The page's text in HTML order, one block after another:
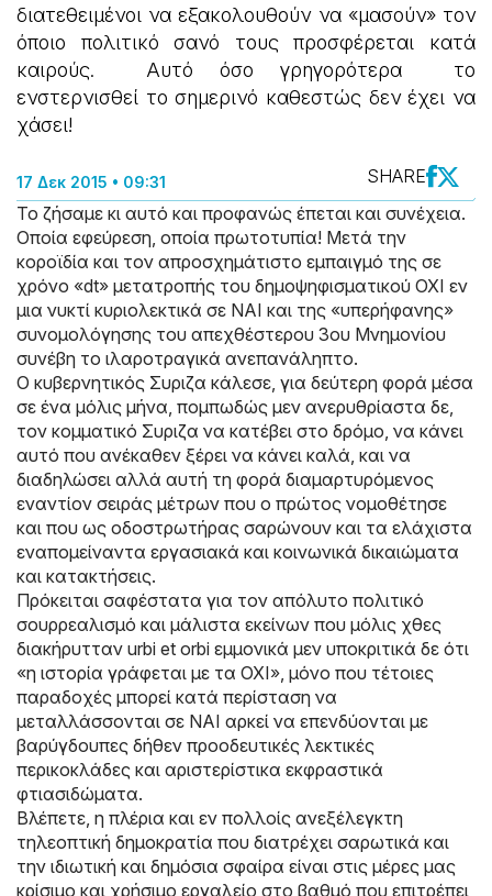
διατεθειμένοι να εξακολουθούν να «μασούν» τον
όποιο πολιτικό σανό τους προσφέρεται κατά
καιρούς. Αυτό όσο γρηγορότερα το
ενστερνισθεί το σημερινό καθεστώς δεν έχει να
χάσει!
17 Δεκ 2015 • 09:31
SHARE
Το ζήσαμε κι αυτό και προφανώς έπεται και συνέχεια.
Οποία εφεύρεση, οποία πρωτοτυπία! Μετά την
κοροϊδία και τον απροσχημάτιστο εμπαιγμό της σε
χρόνο «dt» μετατροπής του δημοψηφισματικού ΟΧΙ εν
μια νυκτί κυριολεκτικά σε ΝΑΙ και της «υπερήφανης»
συνομολόγησης του απεχθέστερου 3ου Μνημονίου
συνέβη το ιλαροτραγικά ανεπανάληπτο.
Ο κυβερνητικός Συριζα κάλεσε, για δεύτερη φορά μέσα
σε ένα μόλις μήνα, πομπωδώς μεν ανερυθρίαστα δε,
τον κομματικό Συριζα να κατέβει στο δρόμο, να κάνει
αυτό που ανέκαθεν ξέρει να κάνει καλά, και να
διαδηλώσει αλλά αυτή τη φορά διαμαρτυρόμενος
εναντίον σειράς μέτρων που ο πρώτος νομοθέτησε
και που ως οδοστρωτήρας σαρώνουν και τα ελάχιστα
εναπομείναντα εργασιακά και κοινωνικά δικαιώματα
και κατακτήσεις.
Πρόκειται σαφέστατα για τον απόλυτο πολιτικό
σουρρεαλισμό και μάλιστα εκείνων που μόλις χθες
διακήρυτταν urbi et orbi εμμονικά μεν υποκριτικά δε ότι
«η ιστορία γράφεται με τα ΟΧΙ», μόνο που τέτοιες
παραδοχές μπορεί κατά περίσταση να
μεταλλάσσονται σε ΝΑΙ αρκεί να επενδύονται με
βαρύγδουπες δήθεν προοδευτικές λεκτικές
περικοκλάδες και αριστερίστικα εκφραστικά
φτιασιδώματα.
Βλέπετε, η πλέρια και εν πολλοίς ανεξέλεγκτη
τηλεοπτική δημοκρατία που διατρέχει σαρωτικά και
την ιδιωτική και δημόσια σφαίρα είναι στις μέρες μας
κρίσιμο και χρήσιμο εργαλείο στο βαθμό που επιτρέπει